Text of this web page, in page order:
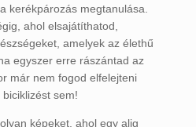
kerékpározás megtanulása.
ahol elsajátíthatod,
amelyek az élethű
egyszer erre rászántad az
már nem fogod elfelejteni
sem!
képeket, ahol egy alig